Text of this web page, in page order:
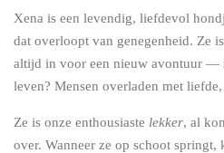
Xena is een levendig, liefdevol
dat overloopt van genegenheid. Ze
altijd in voor een nieuw avontuur —
leven? Mensen overladen met
Ze is onze enthousiaste lekker, al
over. Wanneer ze op schoot springt,